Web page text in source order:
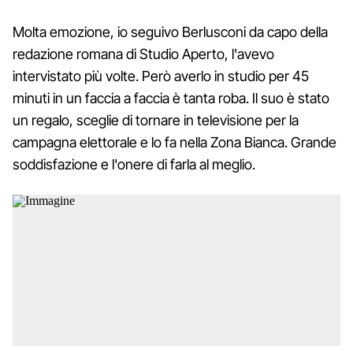
Molta emozione, io seguivo Berlusconi da capo della
redazione romana di Studio Aperto, l'avevo
intervistato più volte. Però averlo in studio per 45
minuti in un faccia a faccia è tanta roba. Il suo è stato
un regalo, sceglie di tornare in televisione per la
campagna elettorale e lo fa nella Zona Bianca. Grande
soddisfazione e l'onere di farla al meglio.